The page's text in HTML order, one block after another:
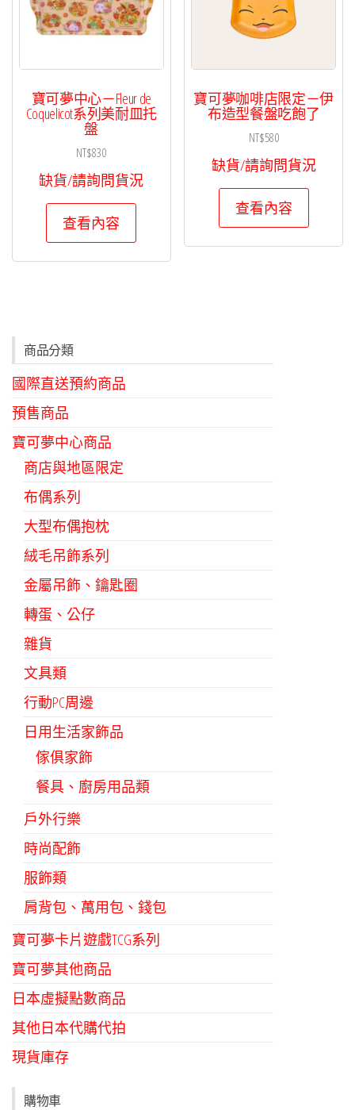
寶可夢中心－Fleur de
Coquelicot系列美耐皿托
盤
NT$830
缺貨/請詢問貨況
查看內容
寶可夢咖啡店限定－伊
布造型餐盤吃飽了
NT$580
缺貨/請詢問貨況
查看內容
商品分類
國際直送預約商品
預售商品
寶可夢中心商品
商店與地區限定
布偶系列
大型布偶抱枕
絨毛吊飾系列
金屬吊飾、鑰匙圈
轉蛋、公仔
雜貨
文具類
行動PC周邊
日用生活家飾品
傢俱家飾
餐具、廚房用品類
戶外行樂
時尚配飾
服飾類
肩背包、萬用包、錢包
寶可夢卡片遊戲TCG系列
寶可夢其他商品
日本虛擬點數商品
其他日本代購代拍
現貨庫存
購物車